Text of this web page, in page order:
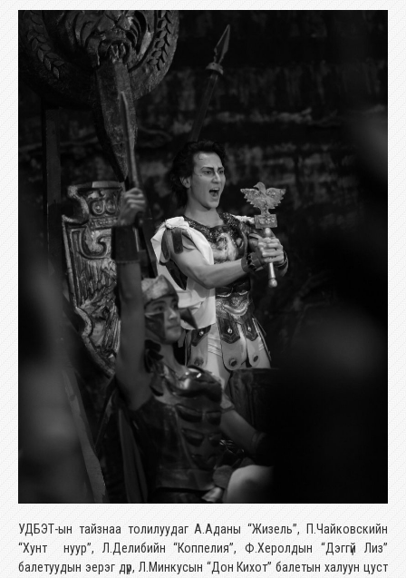
УДБЭТ-ын тайзнаа толилуудаг А.Аданы “Жизель”, П.Чайковскийн
“Хунт нуур”, Л.Делибийн “Коппелия”, Ф.Херолдын “Дэггүй Лиз”
балетуудын эерэг дүр, Л.Минкусын “Дон Кихот” балетын халуун цуст